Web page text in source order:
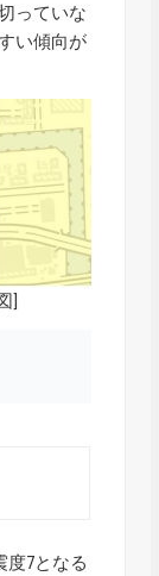
っていな
い傾向が
]
度7となる